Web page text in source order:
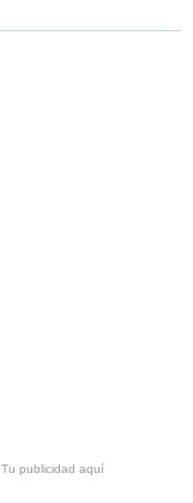
Tu publicidad aquí